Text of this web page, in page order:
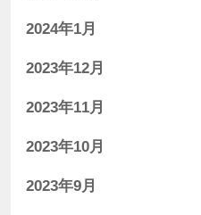
2024年1月
2023年12月
2023年11月
2023年10月
2023年9月